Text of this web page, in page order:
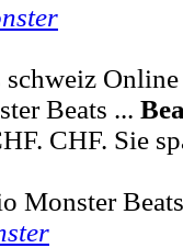
Beats ...
CHF. Sie
Monster